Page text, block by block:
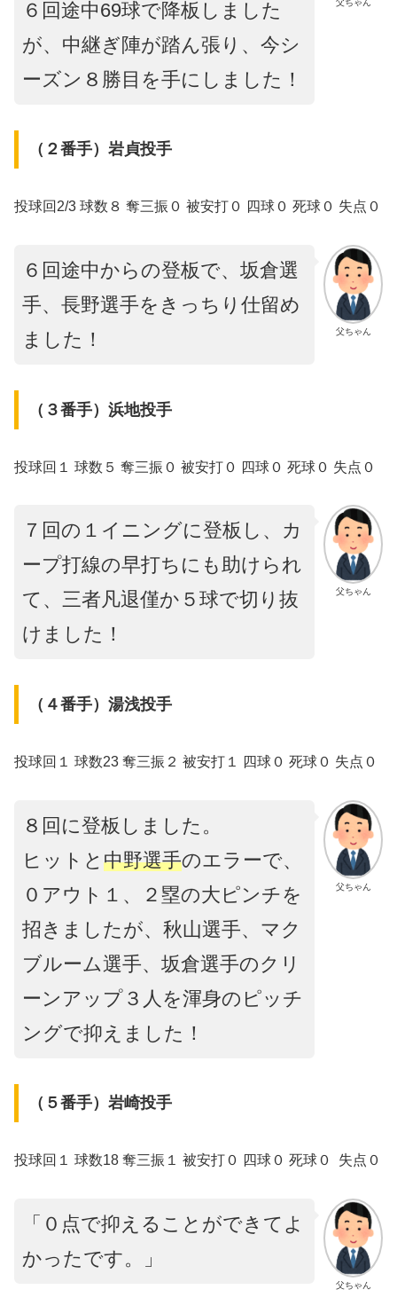
父ちゃん
６回途中69球で降板しました
が、中継ぎ陣が踏ん張り、今シ
ーズン８勝目を手にしました！
（２番手）岩貞投手
投球回2/3 球数８ 奪三振０ 被安打０ 四球０ 死球０ 失点０
父ちゃん
６回途中からの登板で、坂倉選
手、長野選手をきっちり仕留め
ました！
（３番手）浜地投手
投球回１ 球数５ 奪三振０ 被安打０ 四球０ 死球０ 失点０
父ちゃん
７回の１イニングに登板し、カ
ープ打線の早打ちにも助けられ
て、三者凡退僅か５球で切り抜
けました！
（４番手）湯浅投手
投球回１ 球数23 奪三振２ 被安打１ 四球０ 死球０ 失点０
父ちゃん
８回に登板しました。
ヒットと 中野選手のエラーで、
０アウト１、２塁の大ピンチを
招きましたが、秋山選手、マク
ブルーム選手、坂倉選手のクリ
ーンアップ３人を渾身のピッチ
ングで抑えました！
（５番手）岩崎投手
投球回１ 球数18 奪三振１ 被安打０ 四球０ 死球０ 失点０
父ちゃん
「０点で抑えることができてよ
かったです。」